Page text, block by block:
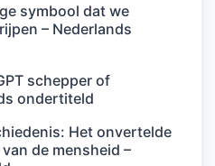
symbool dat we
– Nederlands
schepper of
ondertiteld
Het onvertelde
de mensheid –